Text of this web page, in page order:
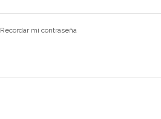
Recordar mi contraseña